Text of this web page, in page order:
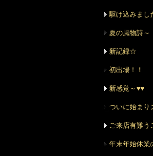
駆け込みまし
夏の風物詩～
新記録☆
初出場！！
新感覚～♥♥
ついに始まり
ご来店有難う
年末年始休業